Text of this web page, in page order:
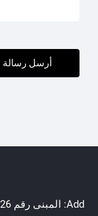
أرسل رسالة